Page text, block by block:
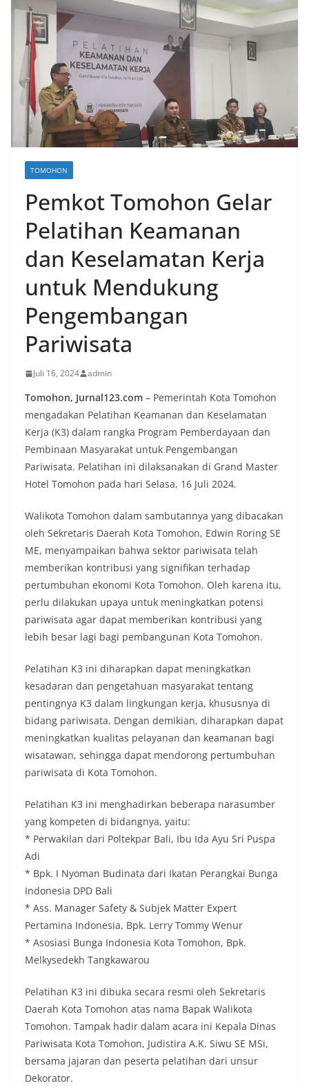
TOMOHON
Pemkot Tomohon Gelar
Pelatihan Keamanan
dan Keselamatan Kerja
untuk Mendukung
Pengembangan
Pariwisata
Juli 16, 2024 admin
Tomohon, Jurnal123.com – Pemerintah Kota Tomohon
mengadakan Pelatihan Keamanan dan Keselamatan
Kerja (K3) dalam rangka Program Pemberdayaan dan
Pembinaan Masyarakat untuk Pengembangan
Pariwisata. Pelatihan ini dilaksanakan di Grand Master
Hotel Tomohon pada hari Selasa, 16 Juli 2024.
Walikota Tomohon dalam sambutannya yang dibacakan
oleh Sekretaris Daerah Kota Tomohon, Edwin Roring SE
ME, menyampaikan bahwa sektor pariwisata telah
memberikan kontribusi yang signifikan terhadap
pertumbuhan ekonomi Kota Tomohon. Oleh karena itu,
perlu dilakukan upaya untuk meningkatkan potensi
pariwisata agar dapat memberikan kontribusi yang
lebih besar lagi bagi pembangunan Kota Tomohon.
Pelatihan K3 ini diharapkan dapat meningkatkan
kesadaran dan pengetahuan masyarakat tentang
pentingnya K3 dalam lingkungan kerja, khususnya di
bidang pariwisata. Dengan demikian, diharapkan dapat
meningkatkan kualitas pelayanan dan keamanan bagi
wisatawan, sehingga dapat mendorong pertumbuhan
pariwisata di Kota Tomohon.
Pelatihan K3 ini menghadirkan beberapa narasumber
yang kompeten di bidangnya, yaitu:
* Perwakilan dari Poltekpar Bali, Ibu Ida Ayu Sri Puspa
Adi
* Bpk. I Nyoman Budinata dari Ikatan Perangkai Bunga
Indonesia DPD Bali
* Ass. Manager Safety & Subjek Matter Expert
Pertamina Indonesia, Bpk. Lerry Tommy Wenur
* Asosiasi Bunga Indonesia Kota Tomohon, Bpk.
Melkysedekh Tangkawarou
Pelatihan K3 ini dibuka secara resmi oleh Sekretaris
Daerah Kota Tomohon atas nama Bapak Walikota
Tomohon. Tampak hadir dalam acara ini Kepala Dinas
Pariwisata Kota Tomohon, Judistira A.K. Siwu SE MSi,
bersama jajaran dan peserta pelatihan dari unsur
Dekorator.